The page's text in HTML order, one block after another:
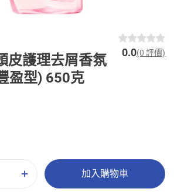
皮護理去屑香氛
盈型) 650克
0.0(0 評價)
加入購物車